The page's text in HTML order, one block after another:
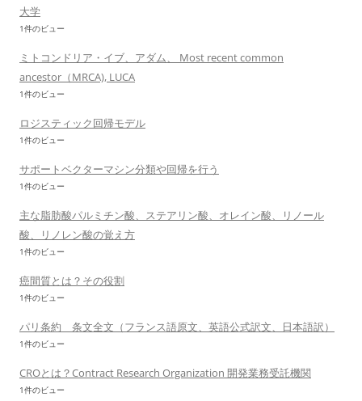
大学
1件のビュー
ミトコンドリア・イブ、アダム、 Most recent common
ancestor（MRCA), LUCA
1件のビュー
ロジスティック回帰モデル
1件のビュー
サポートベクターマシン分類や回帰を行う
1件のビュー
主な脂肪酸パルミチン酸、ステアリン酸、オレイン酸、リノール
酸、リノレン酸の覚え方
1件のビュー
癌間質とは？その役割
1件のビュー
パリ条約 条文全文（フランス語原文、英語公式訳文、日本語訳）
1件のビュー
CROとは？Contract Research Organization 開発業務受託機関
1件のビュー